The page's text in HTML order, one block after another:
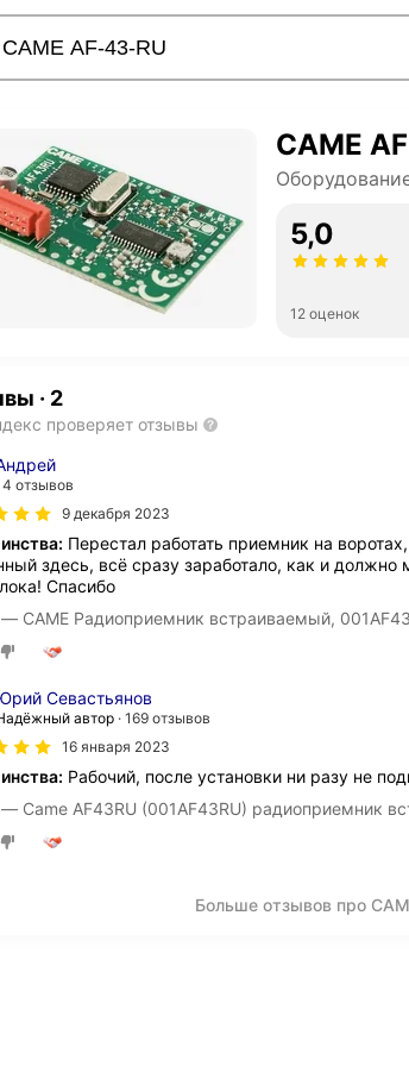
CAME
5,0
12 оценок
· 2
проверяет отзывы
отзывов
9 декабря 2023
Перестал работать приемник на
здесь, всё сразу заработало, как и
Спасибо
CAME Радиоприемник встраиваемый,
Севастьянов
автор
169 отзывов
16 января 2023
Рабочий, после установки ни разу не
Came AF43RU (001AF43RU) радиоприемник
Больше отзывов про